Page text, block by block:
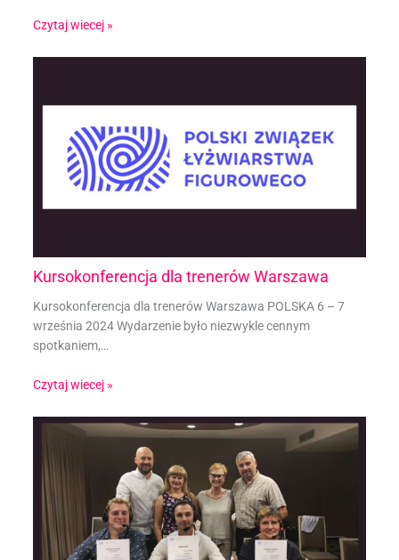
Czytaj wiecej »
Kursokonferencja dla trenerów Warszawa
Kursokonferencja dla trenerów Warszawa POLSKA 6 – 7
września 2024 Wydarzenie było niezwykle cennym
spotkaniem,…
Czytaj wiecej »